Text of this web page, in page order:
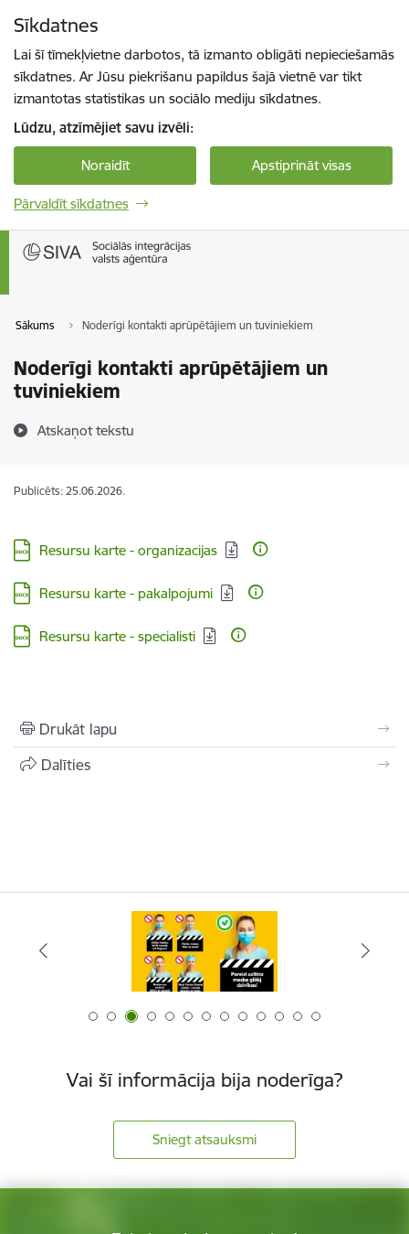
Sīkdatnes
Lai šī tīmekļvietne darbotos, tā izmanto obligāti nepieciešamās
sīkdatnes. Ar Jūsu piekrišanu papildus šajā vietnē var tikt
izmantotas statistikas un sociālo mediju sīkdatnes.
Lūdzu, atzīmējiet savu izvēli:
Noraidīt Apstiprināt visas
Pārvaldīt sīkdatnes
Sākums Noderīgi kontakti aprūpētājiem un tuviniekiem
Noderīgi kontakti aprūpētājiem un
tuviniekiem
Atskaņot tekstu
Publicēts: 25.06.2026.
Lejupielādēt:
Resursu karte - organizacijas
Lejupielādēt:
Resursu karte - pakalpojumi
Lejupielādēt:
Resursu karte - specialisti
Drukāt lapu
Dalīties
Vai šī informācija bija noderīga?
Sniegt atsauksmi